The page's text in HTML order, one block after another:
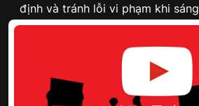
định và tránh lỗi vi phạm khi